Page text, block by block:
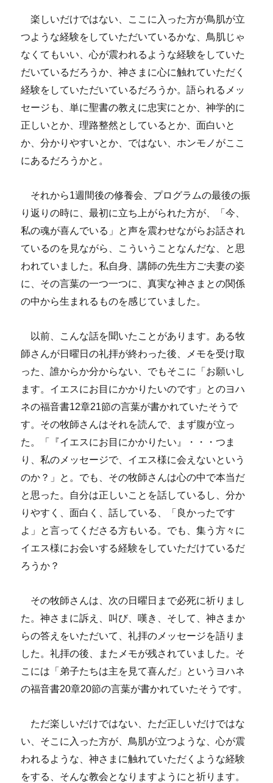
楽しいだけではない、ここに入った方が鳥肌が立
つような経験をしていただいているかな、鳥肌じゃ
なくてもいい、心が震われるような経験をしていた
だいているだろうか、神さまに心に触れていただく
経験をしていただいているだろうか。語られるメッ
セージも、単に聖書の教えに忠実にとか、神学的に
正しいとか、理路整然としているとか、面白いと
か、分かりやすいとか、ではない、ホンモノがここ
にあるだろうかと。
それから1週間後の修養会、プログラムの最後の振
り返りの時に、最初に立ち上がられた方が、「今、
私の魂が喜んでいる」と声を震わせながらお話され
ているのを見ながら、こういうことなんだな、と思
われていました。私自身、講師の先生方ご夫妻の姿
に、その言葉の一つ一つに、真実な神さまとの関係
の中から生まれるものを感じていました。
以前、こんな話を聞いたことがあります。ある牧
師さんが日曜日の礼拝が終わった後、メモを受け取
った、誰からか分からない、でもそこに「お願いし
ます。イエスにお目にかかりたいのです」とのヨハ
ネの福音書12章21節の言葉が書かれていたそうで
す。その牧師さんはそれを読んで、まず腹が立っ
た。「『イエスにお目にかかりたい』・・・つま
り、私のメッセージで、イエス様に会えないという
のか？」と。でも、その牧師さんは心の中で本当だ
と思った。自分は正しいことを話しているし、分か
りやすく、面白く、話している、「良かったです
よ」と言ってくださる方もいる。でも、集う方々に
イエス様にお会いする経験をしていただけているだ
ろうか？
その牧師さんは、次の日曜日まで必死に祈りまし
た。神さまに訴え、叫び、嘆き、そして、神さまか
らの答えをいただいて、礼拝のメッセージを語りま
した。礼拝の後、またメモが残されていました。そ
こには「弟子たちは主を見て喜んだ」というヨハネ
の福音書20章20節の言葉が書かれていたそうです。
ただ楽しいだけではない、ただ正しいだけではな
い、そこに入った方が、鳥肌が立つような、心が震
われるような、神さまに触れていただくような経験
をする、そんな教会となりますようにと祈ります。